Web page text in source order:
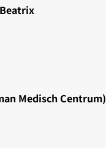
Medisch Centrum)